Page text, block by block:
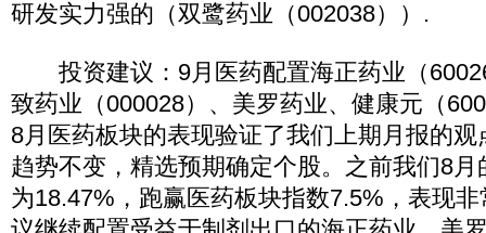
研发实力强的（双鹭药业（002038））.
投资建议：9月医药配置海正药业（
致药业（000028）、美罗药业、健康元（
8月医药板块的表现验证了我们上期月报的
趋势不变，精选预期确定个股。之前我们8
为18.47%，跑赢医药板块指数7.5%，表现